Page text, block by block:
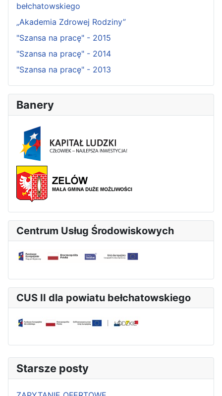
bełchatowskiego
„Akademia Zdrowej Rodziny”
"Szansa na pracę" - 2015
"Szansa na pracę" - 2014
"Szansa na pracę" - 2013
Banery
Centrum Usług Środowiskowych
CUS II dla powiatu bełchatowskiego
Starsze posty